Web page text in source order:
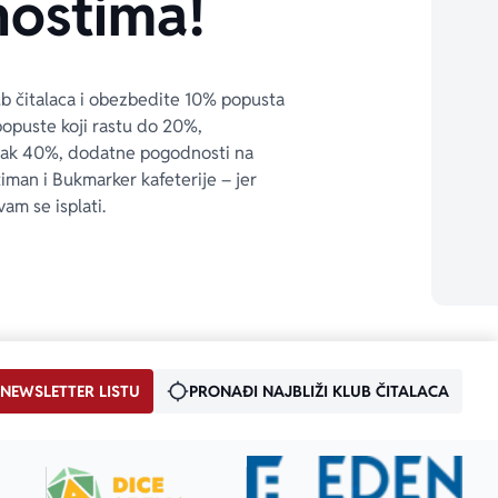
čitalaca i obezbedite 10% popusta
koji rastu do 20%,
40%, dodatne pogodnosti na
i Bukmarker kafeterije – jer
se isplati.
LISTU PRONAĐI NAJBLIŽI KLUB ČITALACA